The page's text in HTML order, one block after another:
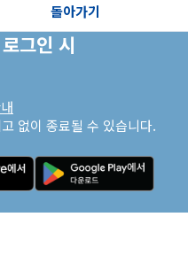
돌아가기
그인 시
없이 종료될 수 있습니다.